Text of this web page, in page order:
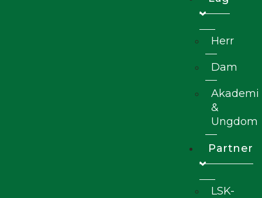
Herr
Dam
Akademi
&
Ungdom
Partner
LSK-